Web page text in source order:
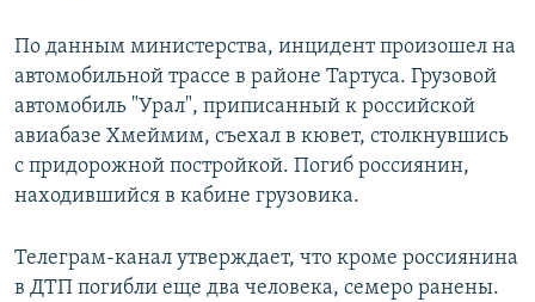
По данным министерства, инцидент произошел на
автомобильной трассе в районе Тартуса. Грузовой
автомобиль "Урал", приписанный к российской
авиабазе Хмеймим, съехал в кювет, столкнувшись
с придорожной постройкой. Погиб россиянин,
находившийся в кабине грузовика.
Телеграм-канал утверждает, что кроме россиянина
в ДТП погибли еще два человека, семеро ранены.